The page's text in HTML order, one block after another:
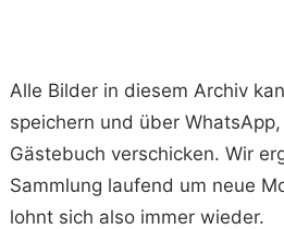
Alle Bilder in diesem Archiv
speichern und über
Gästebuch verschicken. Wir
Sammlung laufend um neue
lohnt sich also immer wieder.